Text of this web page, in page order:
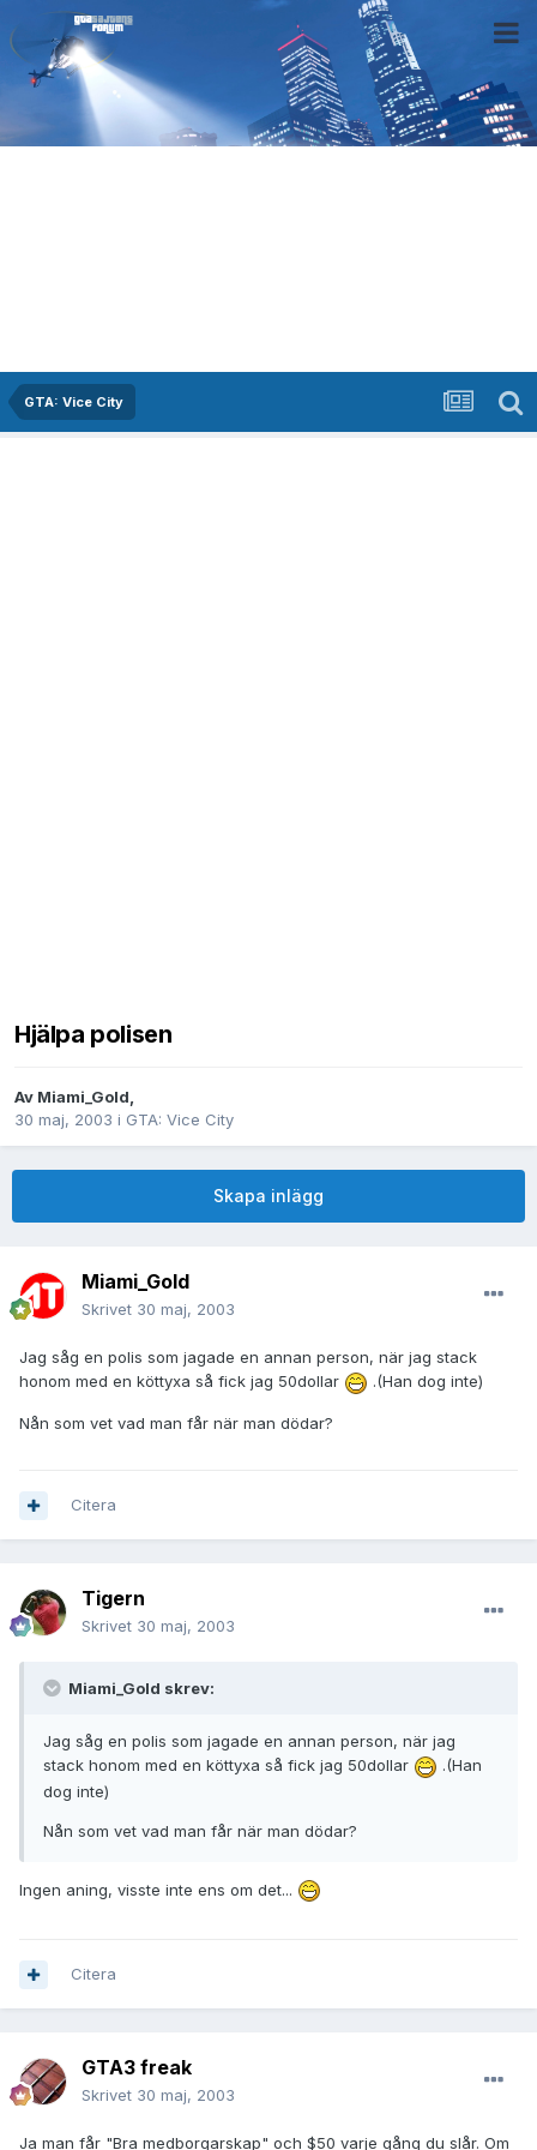
GTA: Vice City
Hjälpa polisen
Av Miami_Gold,
30 maj, 2003 i GTA: Vice City
Skapa inlägg
Miami_Gold
Skrivet 30 maj, 2003
Jag såg en polis som jagade en annan person, när jag stack
honom med en köttyxa så fick jag 50dollar
.(Han dog inte)
Nån som vet vad man får när man dödar?
Citera
Tigern
Skrivet 30 maj, 2003
Miami_Gold skrev:
Jag såg en polis som jagade en annan person, när jag
stack honom med en köttyxa så fick jag 50dollar
.(Han
dog inte)
Nån som vet vad man får när man dödar?
Ingen aning, visste inte ens om det...
Citera
GTA3 freak
Skrivet 30 maj, 2003
Ja man får "Bra medborgarskap" och $50 varje gång du slår. Om